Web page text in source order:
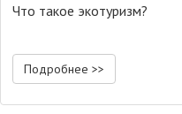
Что такое экотуризм?
Подробнее >>